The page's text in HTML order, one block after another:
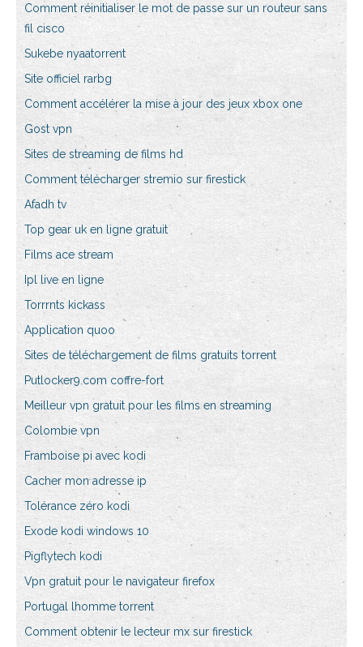
Comment réinitialiser le mot de passe sur un routeur sans
fil cisco
Sukebe nyaatorrent
Site officiel rarbg
Comment accélérer la mise à jour des jeux xbox one
Gost vpn
Sites de streaming de films hd
Comment télécharger stremio sur firestick
Afadh tv
Top gear uk en ligne gratuit
Films ace stream
Ipl live en ligne
Torrrnts kickass
Application quoo
Sites de téléchargement de films gratuits torrent
Putlocker9.com coffre-fort
Meilleur vpn gratuit pour les films en streaming
Colombie vpn
Framboise pi avec kodi
Cacher mon adresse ip
Tolérance zéro kodi
Exode kodi windows 10
Pigflytech kodi
Vpn gratuit pour le navigateur firefox
Portugal lhomme torrent
Comment obtenir le lecteur mx sur firestick